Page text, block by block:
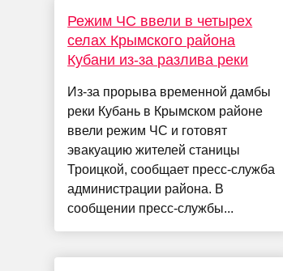
Режим ЧС ввели в четырех
селах Крымского района
Кубани из-за разлива реки
Из-за прорыва временной дамбы
реки Кубань в Крымском районе
ввели режим ЧС и готовят
эвакуацию жителей станицы
Троицкой, сообщает пресс-служба
администрации района. В
сообщении пресс-службы...